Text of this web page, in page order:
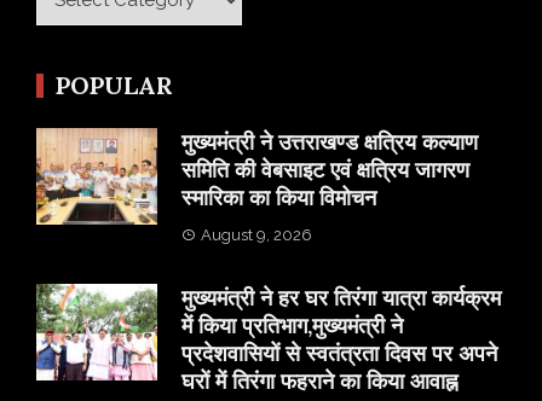
POPULAR
मुख्यमंत्री ने उत्तराखण्ड क्षत्रिय कल्याण
समिति की वेबसाइट एवं क्षत्रिय जागरण
स्मारिका का किया विमोचन
August 9, 2026
मुख्यमंत्री ने हर घर तिरंगा यात्रा कार्यक्रम
में किया प्रतिभाग,मुख्यमंत्री ने
प्रदेशवासियों से स्वतंत्रता दिवस पर अपने
घरों में तिरंगा फहराने का किया आवाह्न